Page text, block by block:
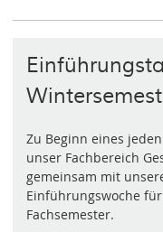
Zu Beginn eines
unser Fachbereich
gemeinsam mit
Einführungswoche
Fachsemester.